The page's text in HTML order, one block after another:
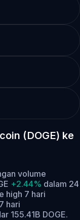
(DOGE) ke
volume
+2.44% dalam 24
high 7 hari
hari
155.41B DOGE.